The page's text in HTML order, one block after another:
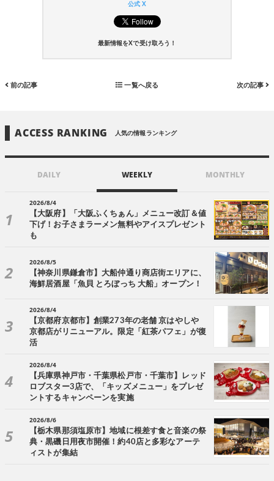
公式 X
最新情報をXで受け取ろう！
前の記事 一覧へ戻る 次の記事
ACCESS RANKING 人気の情報ランキング
DAILY WEEKLY MONTHLY
2026/8/4
【大阪府】「大阪ふくちぁん」メニュー改訂＆値
下げ！お子さまラーメン無料やアイスプレゼント
も
2026/8/5
【神奈川県鎌倉市】大船仲通り商店街エリアに、
海鮮居酒屋「魚貝 とろぼっち 大船」オープン！
2026/8/4
【京都府京都市】創業273年の老舗 京はやしや
京都店がリニューアル。限定「紅茶パフェ」が復
活
2026/8/4
【兵庫県神戸市・千葉県松戸市・千葉市】レッド
ロブスター3店で、「キッズメニュー」をプレゼ
ントするキャンペーンを実施
2026/8/6
【栃木県那須塩原市】地域に根差す食と音楽の祭
典・黒磯日用夜市開催！約40店と多彩なアーテ
ィストが集結